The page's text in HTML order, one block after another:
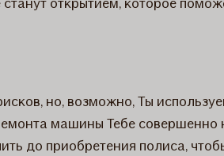
но, возможно, Ты
машины Тебе совершенно
до приобретения полиса,